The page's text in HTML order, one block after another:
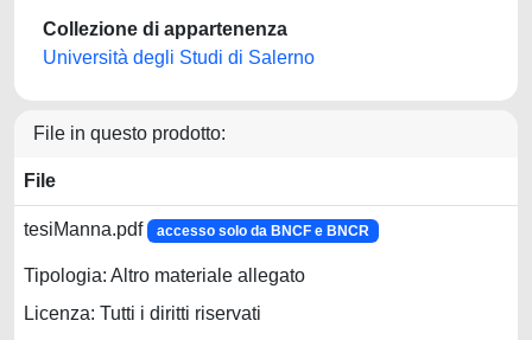
Collezione di appartenenza
Università degli Studi di Salerno
File in questo prodotto:
File
tesiManna.pdf accesso solo da BNCF e BNCR
Tipologia: Altro materiale allegato
Licenza: Tutti i diritti riservati